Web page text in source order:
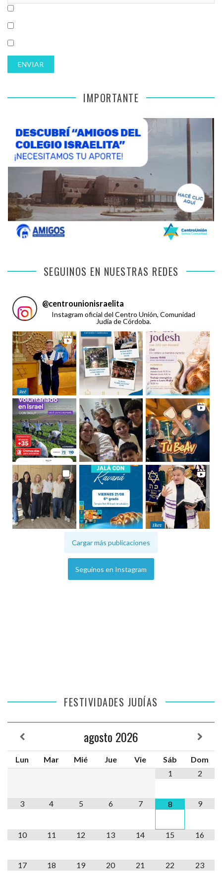
IMPORTANTE
SEGUINOS EN NUESTRAS REDES
@centrounionisraelita
Instagram oficial del Centro Unión, Comunidad
Judía de Córdoba.
Cargar más publicaciones
Seguinos en Instagram
FESTIVIDADES JUDÍAS
agosto 2026
Lun Mar Mié Jue Vie Sáb
Dom
1
2
3 4 5 6 7 8 9
10 11 12 13 14 15 16
17 18 19 20 21 22 23